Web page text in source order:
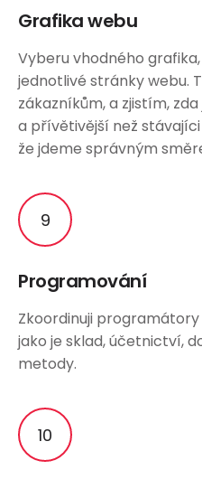
Grafika webu
Vyberu vhodného
jednotlivé stránky webu.
zákazníkům, a zjistím,
a přívětivější než
že jdeme správným
Programování
Zkoordinuji
jako je sklad, účetnictví,
metody.